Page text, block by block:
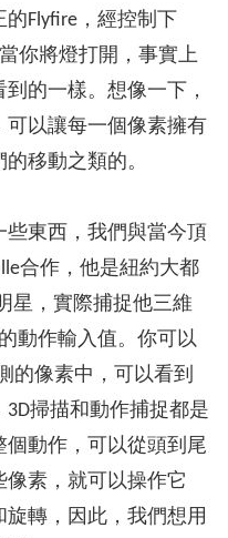
Flyfire，經控制下
你將燈打開，事實上
的一樣。想像一下，
以讓每一個像素擁有
移動之類的。
東西，我們與當今頂
合作，他是紐約大都
星，實際捕捉他三維
動作輸入值。你可以
的像素中，可以看到
掃描和動作捕捉都是
動作，可以從頭到尾
素，就可以操作它
轉，因此，我們想用